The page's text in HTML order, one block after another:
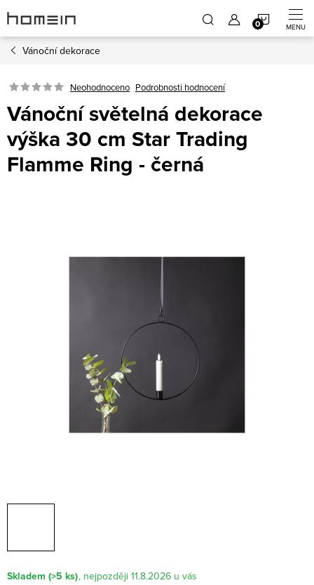
na
obsah
Vánoční dekorace
Neohodnoceno Podrobnosti hodnocení
Vánoční světelná dekorace
výška 30 cm Star Trading
Flamme Ring - černá
Skladem (>5 ks)
11.8.2026